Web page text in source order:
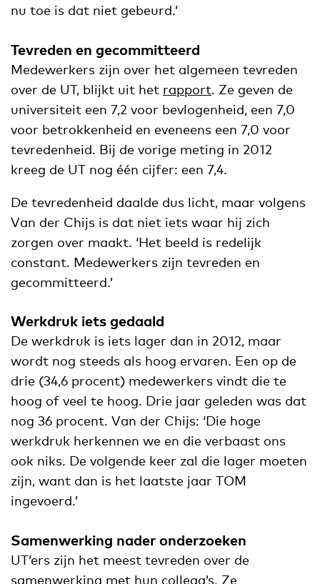
nu toe is dat niet gebeurd.’
Tevreden en gecommitteerd
Medewerkers zijn over het algemeen tevreden
over de UT, blijkt uit het rapport. Ze geven de
universiteit een 7,2 voor bevlogenheid, een 7,0
voor betrokkenheid en eveneens een 7,0 voor
tevredenheid. Bij de vorige meting in 2012
kreeg de UT nog één cijfer: een 7,4.
De tevredenheid daalde dus licht, maar volgens
Van der Chijs is dat niet iets waar hij zich
zorgen over maakt. ‘Het beeld is redelijk
constant. Medewerkers zijn tevreden en
gecommitteerd.’
Werkdruk iets gedaald
De werkdruk is iets lager dan in 2012, maar
wordt nog steeds als hoog ervaren. Een op de
drie (34,6 procent) medewerkers vindt die te
hoog of veel te hoog. Drie jaar geleden was dat
nog 36 procent. Van der Chijs: ‘Die hoge
werkdruk herkennen we en die verbaast ons
ook niks. De volgende keer zal die lager moeten
zijn, want dan is het laatste jaar TOM
ingevoerd.’
Samenwerking nader onderzoeken
UT’ers zijn het meest tevreden over de
samenwerking met hun collega’s. Ze